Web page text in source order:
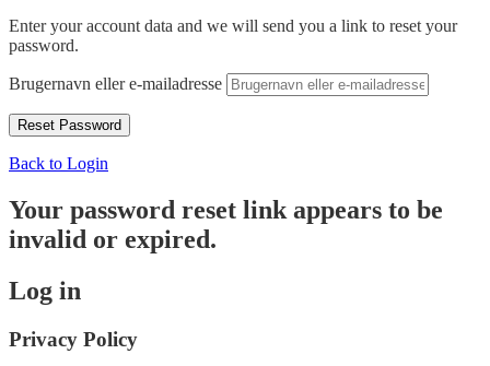
Enter your account data and we will send you a link to reset your
password.
Brugernavn eller e-mailadresse
Back to Login
Your password reset link appears to be
invalid or expired.
Log in
Privacy Policy